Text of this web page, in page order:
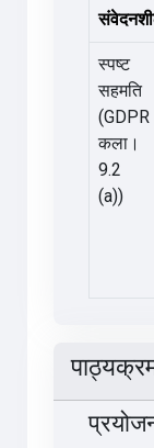
स्पष्ट
सहमति
(GDPR
कला।
9.2
(a))